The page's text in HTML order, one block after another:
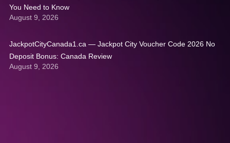
You Need to Know
August 9, 2026
JackpotCityCanada1.ca — Jackpot City Voucher Code 2026 No
Deposit Bonus: Canada Review
August 9, 2026